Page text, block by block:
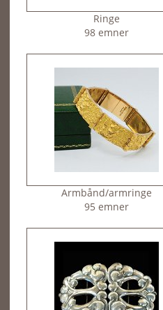
Ringe
98 emner
Armbånd/armringe
95 emner